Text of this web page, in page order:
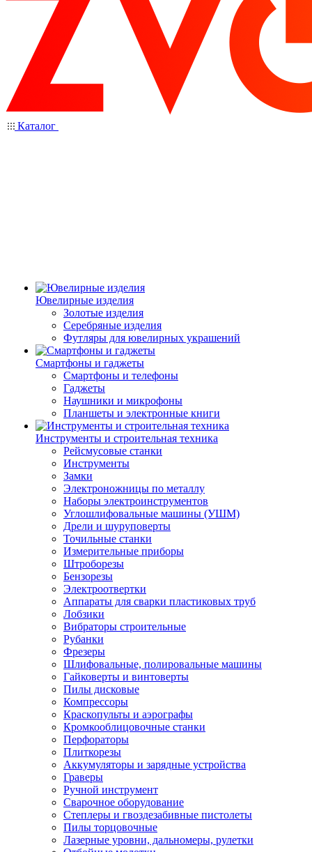
Каталог
Ювелирные изделия
Золотые изделия
Серебряные изделия
Футляры для ювелирных украшений
Смартфоны и гаджеты
Смартфоны и телефоны
Гаджеты
Наушники и микрофоны
Планшеты и электронные книги
Инструменты и строительная техника
Рейсмусовые станки
Инструменты
Замки
Электроножницы по металлу
Наборы электроинструментов
Углошлифовальные машины (УШМ)
Дрели и шуруповерты
Точильные станки
Измерительные приборы
Штроборезы
Бензорезы
Электроотвертки
Аппараты для сварки пластиковых труб
Лобзики
Вибраторы строительные
Рубанки
Фрезеры
Шлифовальные, полировальные машины
Гайковерты и винтоверты
Пилы дисковые
Компрессоры
Краскопульты и аэрографы
Кромкооблицовочные станки
Перфораторы
Плиткорезы
Аккумуляторы и зарядные устройства
Граверы
Ручной инструмент
Сварочное оборудование
Степлеры и гвоздезабивные пистолеты
Пилы торцовочные
Лазерные уровни, дальномеры, рулетки